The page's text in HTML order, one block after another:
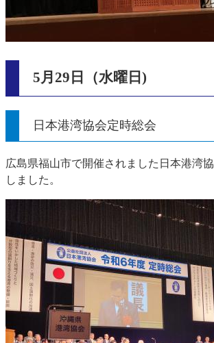
5月29日（水曜日)
日本港湾協会定時総会
広島県福山市で開催されました日本港湾
しました。